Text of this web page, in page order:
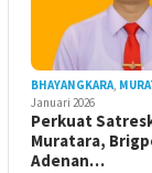
BHAYANGKARA,
Januari 2026
Perkuat
Muratara,
Adenan…